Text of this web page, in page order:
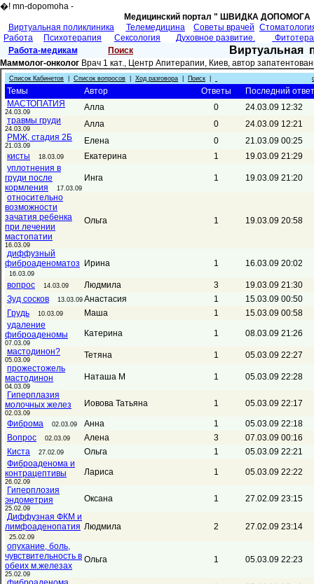
�! mn-dopomoha -
Медицинский портал " ШВИДКА
Виртуальная поликлиника
Телемедицина Советы врачей
Работа
Психотерапия Сексология Духовное развитие.
Работа-медикам
Поиск Виртуальная
Маммолог-онколог Врач 1 кат., Центр Апитерапии, Киев, автор
Список Кабинетов Список вопросов Ход разговора Поиск
Темы Автор Ответы
Последний ответ
МАСТОПАТИЯ
24.03.09 Алла 0
24.03.09 12:32
травмы груди
24.03.09 Алла 0
24.03.09 12:21
РМЖ, стадия 2Б
21.03.09 Елена 0
21.03.09 00:25
кисты
18.03.09 Екатерина 1
19.03.09 21:29
уплотнения в
груди после
кормления
17.03.09
Инга 1
19.03.09 21:20
относительно
возможности
зачатия ребенка
при лечении
мастопатии
16.03.09
Ольга 1 19.03.09 20:58
диффузный
фиброаденоматоз
16.03.09
Ирина 1 16.03.09 20:02
вопрос 14.03.09 Людмила 3
19.03.09 21:30
Зуд сосков
13.03.09 Анастасия 1
15.03.09 00:50
Грудь
10.03.09 Маша 1
15.03.09 00:58
удаление
фиброаденомы
07.03.09
Катерина 1
08.03.09 21:26
мастодинон?
05.03.09 Тетяна 1
05.03.09 22:27
прожестожель
мастодинон
04.03.09
Наташа М 1
05.03.09 22:28
Гиперплазия
молочных желез
02.03.09
Иовова Татьяна 1 05.03.09 22:17
Фиброма 02.03.09 Анна 1
05.03.09 22:18
Вопрос
02.03.09 Алена 3
07.03.09 00:16
Киста
27.02.09 Ольга 1
05.03.09 22:21
Фиброаденома и
контрацептивы
26.02.09
Лариса 1
05.03.09 22:22
Гиперплозия
эндометрия
25.02.09
Оксана 1
27.02.09 23:15
Диффузная ФКМ и
лимфоаденопатия
25.02.09
Людмила 2
27.02.09 23:14
опухание, боль,
чувствительность в
обеих м.железах
25.02.09
Ольга 1 05.03.09 22:23